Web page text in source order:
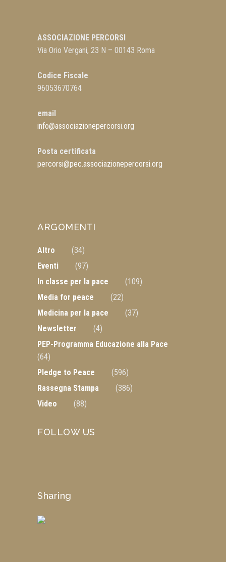
ASSOCIAZIONE PERCORSI
Via Orio Vergani, 23 N – 00143 Roma
Codice Fiscale
96053670764
email
info@associazionepercorsi.org
Posta certificata
percorsi@pec.associazionepercorsi.org
ARGOMENTI
Altro
(34)
Eventi
(97)
In classe per la pace
(109)
Media for peace
(22)
Medicina per la pace
(37)
Newsletter
(4)
PEP-Programma Educazione alla Pace
(64)
Pledge to Peace
(596)
Rassegna Stampa
(386)
Video
(88)
FOLLOW US
Sharing